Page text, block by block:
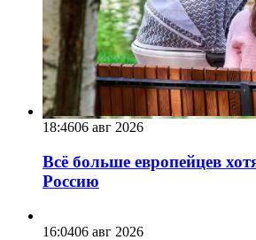
18:4606 авг 2026
Всё больше европейцев
Россию
16:0406 авг 2026